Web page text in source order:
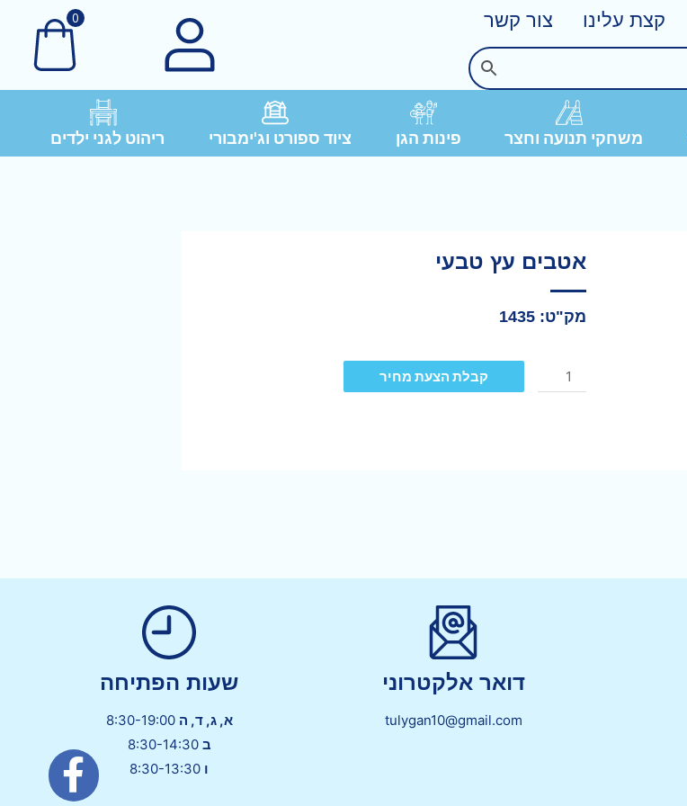
קצת עלינו צור קשר 0
משחקי תנועה וחצר פינות הגן ציוד ספורט וג'ימבורי ריהוט לגני ילדים
אטבים עץ טבעי
מק"ט: 1435
קבלת הצעת מחיר
דואר אלקטרוני
tulygan10@gmail.com
שעות הפתיחה
א, ג, ד, ה 8:30-19:00
ב 8:30-14:30
ו